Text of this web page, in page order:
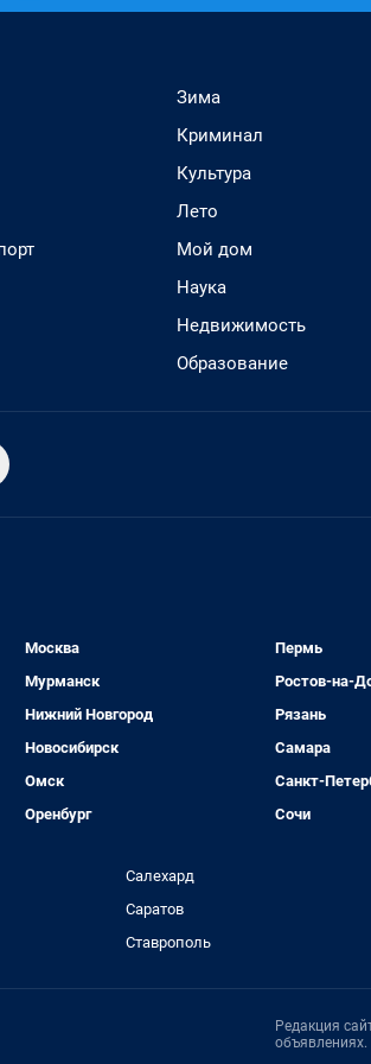
Зима
Криминал
Культура
Лето
Мой дом
Наука
Недвижимость
Образование
Москва
Мурманск
Нижний Новгород
Новосибирск
Омск
Оренбург
Пермь
Ростов-на-
Рязань
Самара
Санкт-
Сочи
Салехард
Саратов
Ставрополь
Редакция
объявлениях.